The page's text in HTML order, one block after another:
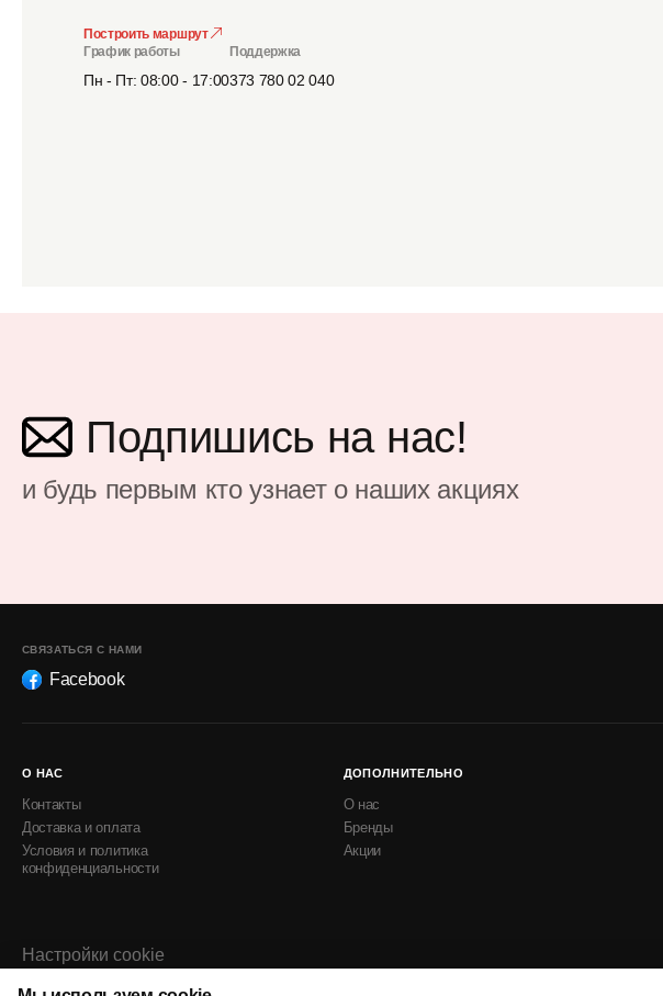
Построить маршрут
График работы
Пн - Пт: 08:00 - 17:00
Поддержка
373 780 02 040
Подпишись на нас!
и будь первым кто узнает о наших акциях
СВЯЗАТЬСЯ С НАМИ
Facebook
О НАС
Контакты
Доставка и оплата
Условия и политика
конфиденциальности
ДОПОЛНИТЕЛЬНО
О нас
Бренды
Акции
Настройки cookie